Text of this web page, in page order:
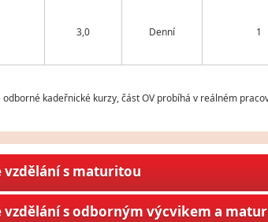
3,0 Denní 1
kadeřnické kurzy, část OV probíhá v reálném
s maturitou
s odborným výcvikem a